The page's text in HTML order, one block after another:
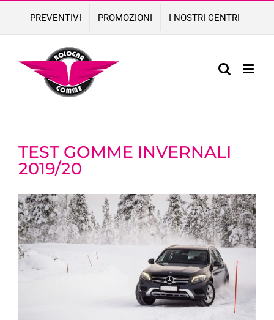
content
PREVENTIVI PROMOZIONI I NOSTRI CENTRI
TEST GOMME INVERNALI
2019/20